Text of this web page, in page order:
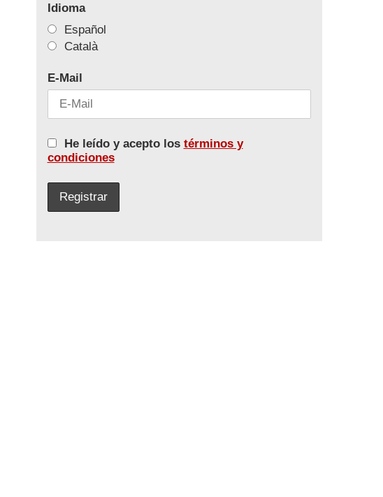
Idioma
Español
Català
E-Mail
He leído y acepto los términos y
condiciones